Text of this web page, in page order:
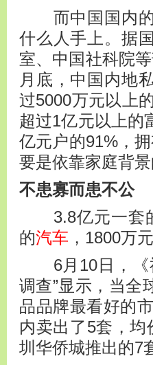
而中国国内的
什么人手上。据
室、中国社科院
月底，中国内地
过5000万元以上
超过1亿元以上的
亿元户的91%，
要是依靠家庭背景
不患寡而患不公
3.8亿元一套的
的汽车 ，1800万
6月10日，《
调查”显示，当全
品品牌最看好的
内卖出了5套，
圳华侨城推出的7